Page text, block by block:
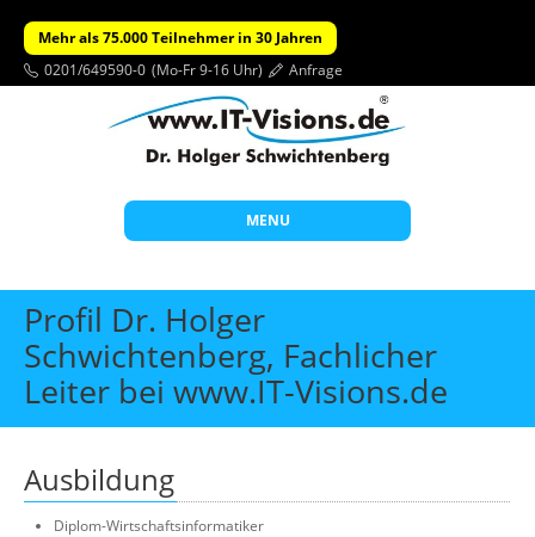
Mehr als 75.000 Teilnehmer in 30 Jahren
0201/649590-0 (Mo-Fr 9-16 Uhr) Anfrage
MENU
Start
Themen
Beratung
Wissen
Profil Dr. Holger
Schwichtenberg, Fachlicher
Leiter bei www.IT-Visions.de
Ausbildung
Diplom-Wirtschaftsinformatiker